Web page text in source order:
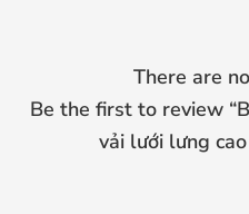
There are
Be the first to review “
vải lưới lưng